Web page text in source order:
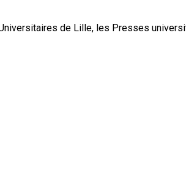
de Lille, les Presses